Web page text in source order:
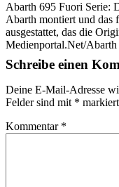
Abarth 695 Fuori Serie:
Abarth montiert und das
ausgestattet, das die
Medienportal.Net/Abarth
Schreibe einen
Deine E-Mail-Adresse
Felder sind mit * markiert
Kommentar *